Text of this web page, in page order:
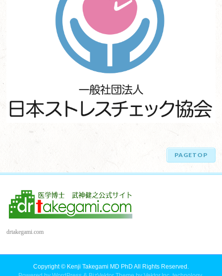
PAGETOP
drtakegami.com
Copyright © Kenji Takegami MD PhD All Rights Reserved.